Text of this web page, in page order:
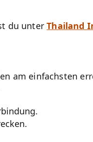
du unterThailand
am einfachsten